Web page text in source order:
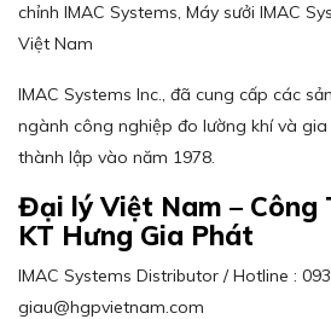
chỉnh IMAC Systems, Máy sưởi IMAC
Việt Nam
IMAC Systems Inc., đã cung cấp các
ngành công nghiệp đo lường khí và
thành lập vào năm 1978.
Đại lý Việt Nam – Công
KT Hưng Gia Phát
IMAC Systems Distributor / Hotline :
giau@hgpvietnam.com